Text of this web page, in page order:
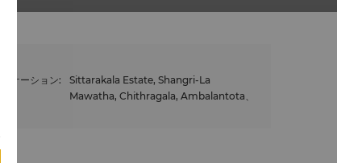
ロケーション:
Sittarakala Estate, Shangri-La
Mawatha, Chithragala, Ambalantota、